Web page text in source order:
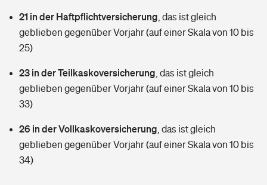
Wer versichert was: Jetzt Versicherer finden
Sie haben Fragen?
Mietkautionsversicherung
Restkreditversicherung
Zur Übersicht
Hochwasser-Check: Wie gefährdet ist Ihr Haus?
Reiseversicherung
Handyversicherung
Private Cyberversicherung
Zur Übersicht
Wer versichert was: Jetzt Versicherer finden
Sie haben Fragen?
Rentenrechner: Wie viel Geld bekomme ich im Alter?
21 in der Haftpflichtversicherung das ist gleich
geblieben gegenüber Vorjahr (auf einer Skala von 10 bis
25)
23 in der Teilkaskoversicherung das ist gleich
geblieben gegenüber Vorjahr (auf einer Skala von 10 bis
33)
26 in der Vollkaskoversicherung das ist gleich
geblieben gegenüber Vorjahr (auf einer Skala von 10 bis
34)